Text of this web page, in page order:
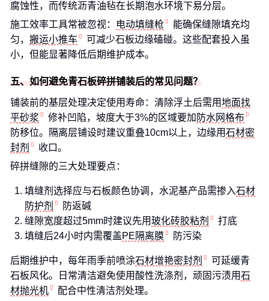
腐蚀性，而传统沥青油毡在长期泡水环境下易分层。
施工效率工具常被忽视：
电动填缝枪
能确保缝隙填充均
匀， 搬运小推车
可减少石板边缘磕碰。这些配套投入虽
小，但能显著降低后期维护成本。
五、如何避免青石板碎拼铺装后的常见问题？
铺装前的基层处理决定使用寿命：清除浮土后需用地面找
平砂浆
修补凹陷，坡度大于3%的区域要加 防水网格布
防移位。隔离层铺设时建议重叠10cm以上，边缘用石材密
封剂
收口。
碎拼缝隙的三大处理要点：
填缝剂选择应与石板颜色协调，水泥基产品需掺入石材
防护剂
防返碱
缝隙宽度超过5mm时建议先用玻化砖胶粘剂
打底
填缝后24小时内需覆盖PE隔离膜 防污染
后期维护中，每年雨季前喷涂石材增艳密封剂
可延缓青
石板风化。日常清洁避免使用酸性洗涤剂，顽固污渍用石
材抛光机
配合中性清洁剂处理。